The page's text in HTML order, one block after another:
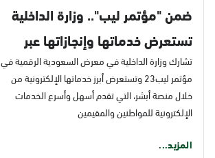
ضمن "مؤتمر ليب".. وزارة الداخلية
تستعرض خدماتها وإنجازاتها عبر
منصة أبشر خلال عام 2022م
تشارك وزارة الداخلية في معرض السعودية الرقمية في
مؤتمر ليب23 وتستعرض أبرز خدماتها الإلكترونية من
خلال منصة أبشر، التي تقدم أسهل وأسرع الخدمات
الإلكترونية للمواطنين والمقيمين
المزيد...